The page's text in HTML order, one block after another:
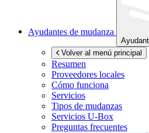
Ayudantes de mudanza
Volver al menú principal
Resumen
Proveedores locales
Cómo funciona
Servicios
Tipos de mudanzas
Servicios U-Box
Preguntas frecuentes